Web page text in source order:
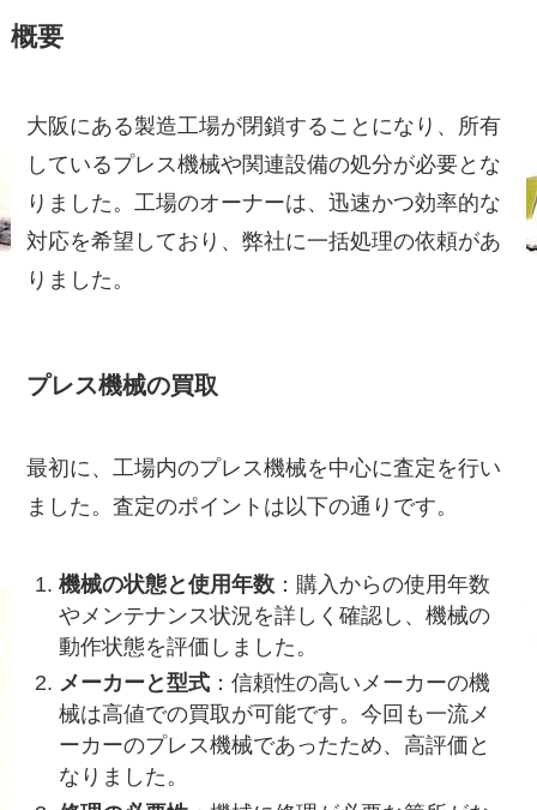
概要
大阪にある製造工場が閉鎖することになり、所有
しているプレス機械や関連設備の処分が必要とな
りました。工場のオーナーは、迅速かつ効率的な
対応を希望しており、弊社に一括処理の依頼があ
りました。
プレス機械の買取
最初に、工場内のプレス機械を中心に査定を行い
ました。査定のポイントは以下の通りです。
機械の状態と使用年数 ：購入からの使用年数
やメンテナンス状況を詳しく確認し、機械の
動作状態を評価しました。
メーカーと型式 ：信頼性の高いメーカーの機
械は高値での買取が可能です。今回も一流メ
ーカーのプレス機械であったため、高評価と
なりました。